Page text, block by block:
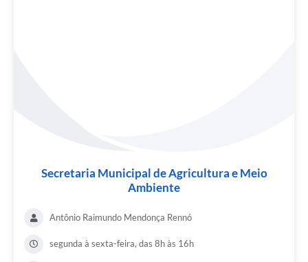
Secretaria Municipal de Agricultura e Meio
Ambiente
Antônio Raimundo Mendonça Rennó
segunda à sexta-feira, das 8h às 16h